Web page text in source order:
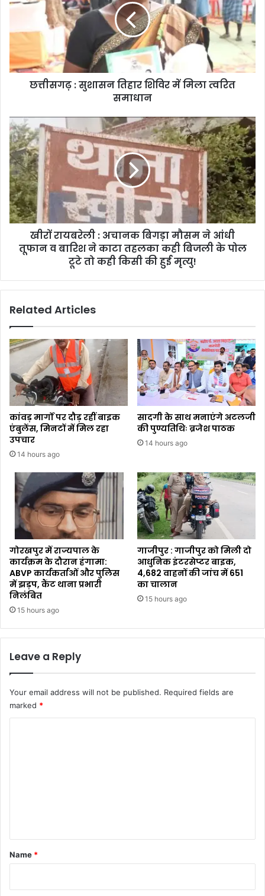
छत्तीसगढ़ : सुशासन तिहार शिविर में मिला त्वरित
समाधान
खीरों रायबरेली : अचानक बिगड़ा मौसम ने आंधी
तूफान व बारिश ने काटा तहलका कही बिजली के पोल
टूटे तो कही किसी की हुई मृत्यु!
Related Articles
कांवड़ मार्गों पर दौड़ रहीं बाइक
एंबुलेंस, मिनटों में मिल रहा
उपचार
14 hours ago
सादगी के साथ मनाएंगे अटलजी
की पुण्यतिथिः ब्रजेश पाठक
14 hours ago
गोरखपुर में राज्यपाल के
कार्यक्रम के दौरान हंगामा:
ABVP कार्यकर्ताओं और पुलिस
में झड़प, कैंट थाना प्रभारी
निलंबित
15 hours ago
गाजीपुर : गाजीपुर को मिली दो
आधुनिक इंटरसेप्टर बाइक,
4,682 वाहनों की जांच में 651
का चालान
15 hours ago
Leave a Reply
Your email address will not be published. Required fields are
marked *
*
Name *